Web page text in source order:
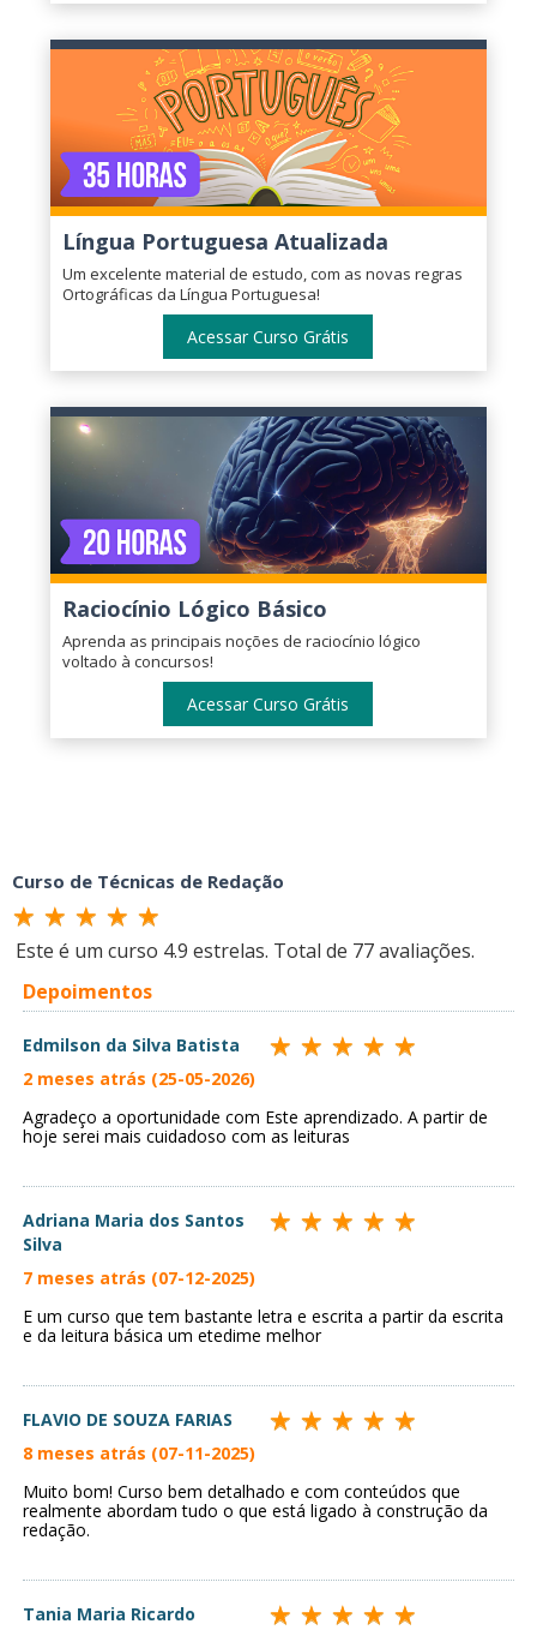
Língua Portuguesa Atualizada
Um excelente material de estudo, com as novas regras
Ortográficas da Língua Portuguesa!
Acessar Curso Grátis
Raciocínio Lógico Básico
Aprenda as principais noções de raciocínio lógico
voltado à concursos!
Acessar Curso Grátis
Curso de Técnicas de Redação
Este é um curso 4.9 estrelas. Total de 77avaliações.
Depoimentos
Edmilson da Silva Batista
2 meses atrás (25-05-2026)
Agradeço a oportunidade com Este aprendizado. A partir de
hoje serei mais cuidadoso com as leituras
Adriana Maria dos Santos
Silva
7 meses atrás (07-12-2025)
E um curso que tem bastante letra e escrita a partir da escrita
e da leitura básica um etedime melhor
FLAVIO DE SOUZA FARIAS
8 meses atrás (07-11-2025)
Muito bom! Curso bem detalhado e com conteúdos que
realmente abordam tudo o que está ligado à construção da
redação.
Tania Maria Ricardo